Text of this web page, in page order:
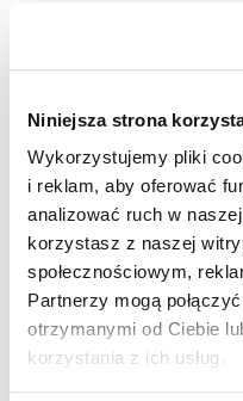
Niniejsza strona
Wykorzystujemy pliki
i reklam, aby oferować
analizować ruch w
korzystasz z naszej
społecznościowym,
Partnerzy mogą
otrzymanymi od Ciebie
korzystania z ich usług.
Zawsze
Bezpłatne
auto jest zawsze
technologiami.